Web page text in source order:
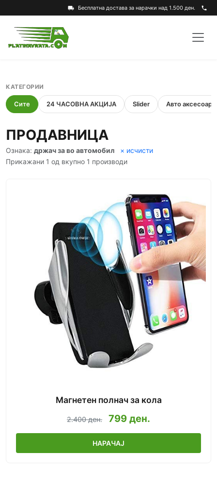
local_shipping Бесплатна достава за нарачки над 1.500 ден. phone
КАТЕГОРИИ
Сите 24 ЧАСОВНА АКЦИЈА Slider Авто аксесоари
ПРОДАВНИЦА
Ознака: држач за во автомобил
× исчисти
Прикажани 1 од вкупно 1 производи
Магнетен полнач за кола
2.400 ден. 799 ден.
НАРАЧАЈ